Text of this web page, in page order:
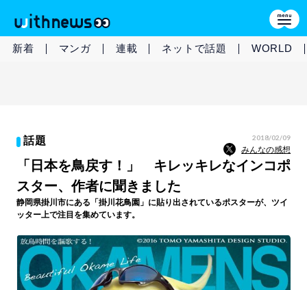
新着 マンガ 連載 ネットで話題 WORLD
話題 2018/02/09
みんなの感想
「日本を鳥戻す！」 キレッキレなインコポ
スター、作者に聞きました
静岡県掛川市にある「掛川花鳥園」に貼り出されているポスターが、ツイ
ッター上で注目を集めています。